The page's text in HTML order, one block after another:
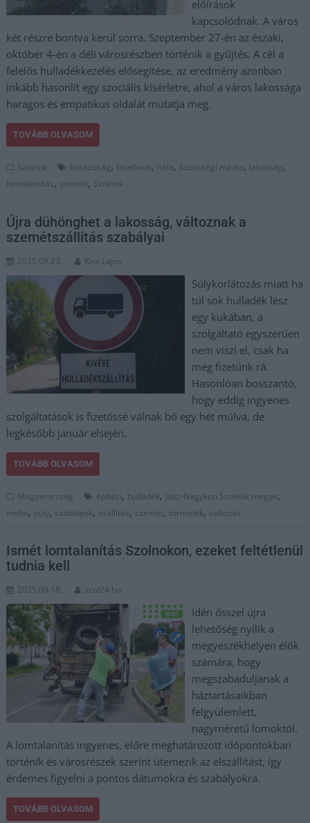
előírások
kapcsolódnak. A város
két részre bontva kerül sorra. Szeptember 27-én az északi,
október 4-én a déli városrészben történik a gyűjtés. A cél a
felelős hulladékkezelés elősegítése, az eredmény azonban
inkább hasonlít egy szociális kísérletre, ahol a város lakossága
haragos és empatikus oldalát mutatja meg.
TOVÁBB OLVASOM
Szolnok bosszúság, facebook, hála, közösségi média, lakosság,
lomtalanítás, szemét, Szolnok
Újra dühönghet a lakosság, változnak a
szemétszállítás szabályai
2025.09.23. Kiss Lajos
Súlykorlátozás miatt ha
túl sok hulladék lesz
egy kukában, a
szolgáltató egyszerűen
nem viszi el, csak ha
még fizetünk rá.
Hasonlóan bosszantó,
hogy eddig ingyenes
szolgáltatások is fizetőssé válnak bő egy hét múlva, de
legkésőbb január elsején.
TOVÁBB OLVASOM
Magyarország építési, hulladék, Jász-Nagykun Szolnok megye,
mohu, súly, szabályok, szállítás, szemét, törmelék,változás
Ismét lomtalanítás Szolnokon, ezeket feltétlenül
tudnia kell
2025.09.18. szol24.hu
Idén ősszel újra
lehetőség nyílik a
megyeszékhelyen élők
számára, hogy
megszabaduljanak a
háztartásaikban
felgyülemlett,
nagyméretű lomoktól.
A lomtalanítás ingyenes, előre meghatározott időpontokban
történik és városrészek szerint ütemezik az elszállítást, így
érdemes figyelni a pontos dátumokra és szabályokra.
TOVÁBB OLVASOM